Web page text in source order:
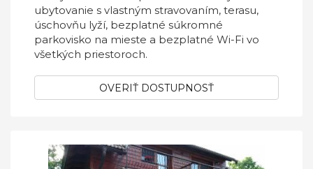
ubytovanie s vlastným stravovaním, terasu,
úschovňu lyží, bezplatné súkromné
parkovisko na mieste a bezplatné Wi-Fi vo
všetkých priestoroch.
OVERIŤ DOSTUPNOSŤ